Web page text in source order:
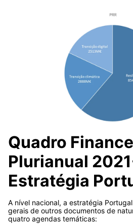
Quadro
Plurianual
Estratégia
A nível nacional, a estratégia
gerais de outros documentos de
quatro agendas temáticas: